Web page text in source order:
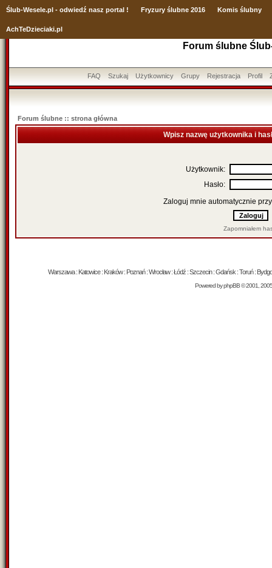
Ślub-Wesele.pl - odwiedź nasz portal ! Fryzury ślubne 2016 Komis ślubny
AchTeDzieciaki.pl
Forum ślubne
FAQ Szukaj Użytkownicy Grupy Rejestracja Profil
Forum ślubne :: strona główna
Wpisz nazwę użytkownika i
Użytkownik:
Hasło:
Zaloguj mnie automatycznie
Zapomniałem
Warszawa : Katowice : Kraków : Poznań : Wrocław : Łódź : Szczecin : Gdańsk : Toruń :
Powered byphpBB© 2001,